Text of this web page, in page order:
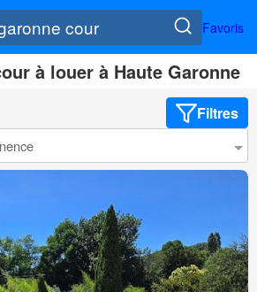
Favoris
à louer à Haute Garonne
Filtres